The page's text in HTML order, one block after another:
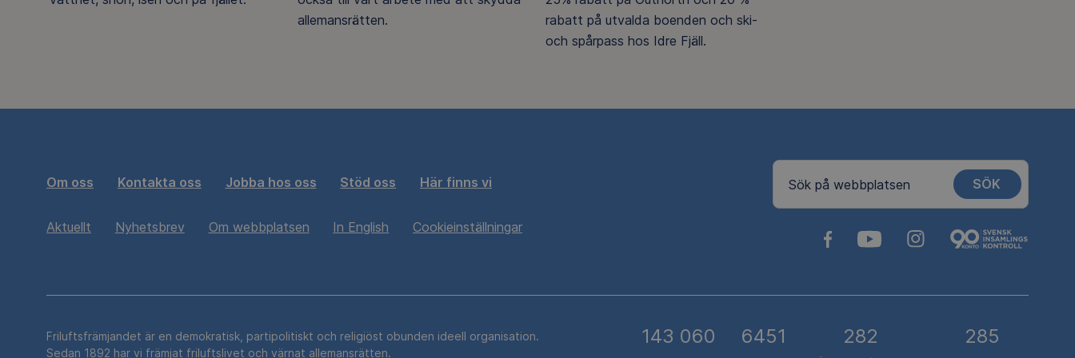
allemansrätten.
rabatt på utvalda boenden och ski-
och spårpass hos Idre Fjäll.
Om oss Kontakta oss Jobba hos oss Stöd oss Här finns vi
Aktuellt Nyhetsbrev Om webbplatsen In English Cookieinställningar
Sök på webbplatsen SÖK
Friluftsfrämjandet är en demokratisk, partipolitiskt och religiöst obunden ideell organisation.
Sedan 1892 har vi främjat friluftslivet och värnat allemansrätten.
143 060 6451 282 285